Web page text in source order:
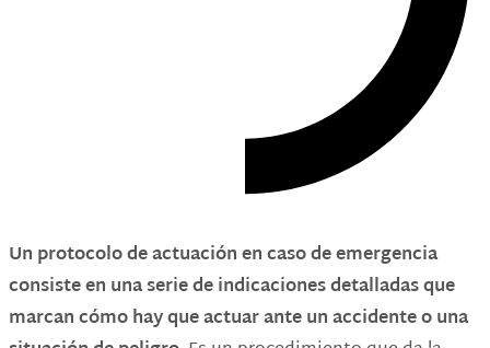
Un protocolo de actuación en caso de emergencia
consiste en una serie de indicaciones detalladas que
marcan cómo hay que actuar ante un accidente o una